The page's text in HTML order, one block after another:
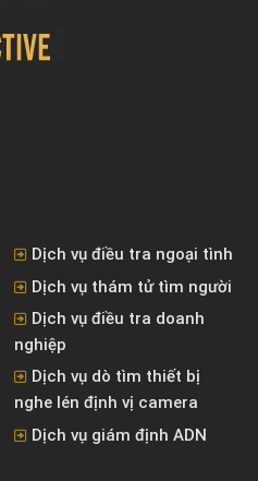
Dịch vụ điều tra ngoại tình
Dịch vụ thám tử tìm người
Dịch vụ điều tra doanh
nghiệp
Dịch vụ dò tìm thiết bị
nghe lén định vị camera
Dịch vụ giám định ADN